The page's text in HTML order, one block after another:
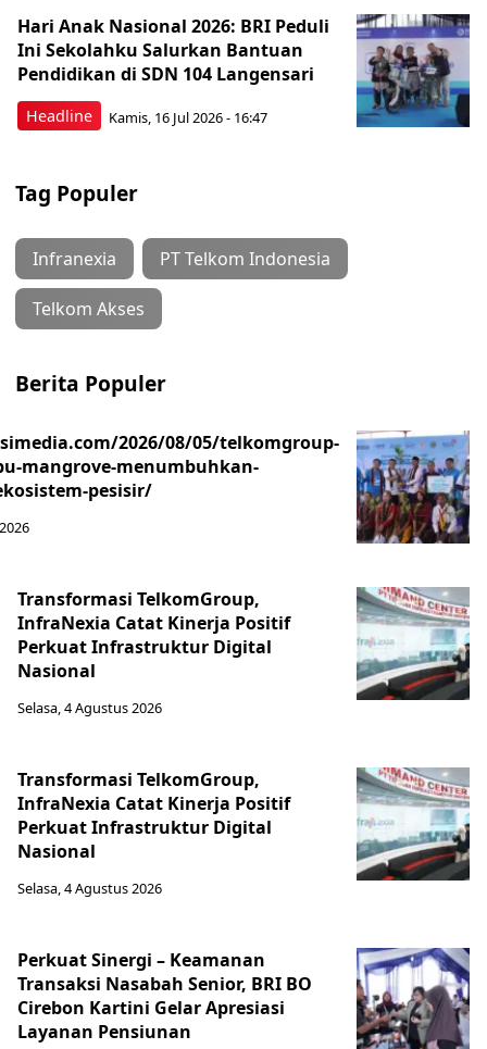
Headline
Hari Anak Nasional 2026: BRI Peduli
Ini Sekolahku Salurkan Bantuan
Pendidikan di SDN 104 Langensari
Kamis, 16 Jul 2026 - 16:47
Tag Populer
Infranexia PT Telkom Indonesia
Telkom Akses
Berita Populer
2026/08/05/telkomgroup-
mangrove-menumbuhkan-
pesisir/
Transformasi TelkomGroup,
InfraNexia Catat Kinerja Positif
Perkuat Infrastruktur Digital
Nasional
Selasa, 4 Agustus 2026
Transformasi TelkomGroup,
InfraNexia Catat Kinerja Positif
Perkuat Infrastruktur Digital
Nasional
Selasa, 4 Agustus 2026
Perkuat Sinergi – Keamanan
Transaksi Nasabah Senior, BRI BO
Cirebon Kartini Gelar Apresiasi
Layanan Pensiunan